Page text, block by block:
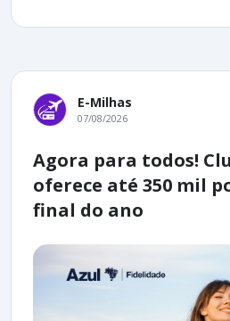
E-Milhas
07/08/2026
Agora para todos!
oferece até 350 mil
final do ano